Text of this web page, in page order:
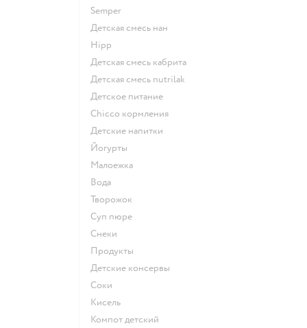
semper
детская смесь нан
hipp
детская смесь кабрита
детская смесь nutrilak
детское питание
chicco кормления
детские напитки
йогурты
малоежка
Вода
творожок
суп пюре
Снеки
Продукты
детские консервы
Соки
кисель
компот детский